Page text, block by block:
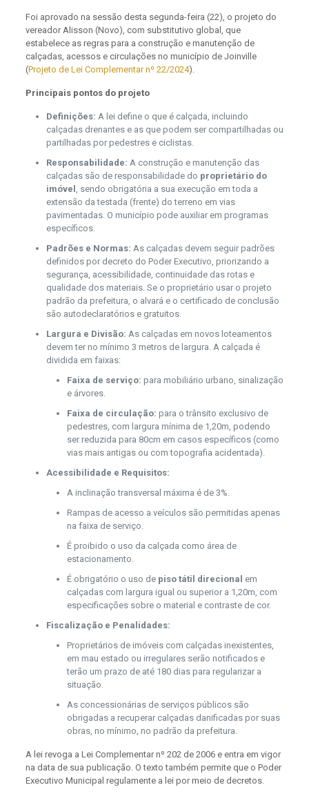
Foi aprovado na sessão desta segunda-feira (22), o projeto do
vereador Alisson (Novo), com substitutivo global, que
estabelece as regras para a construção e manutenção de
calçadas, acessos e circulações no município de Joinville
(Projeto de Lei Complementar nº 22/2024).
Principais pontos do projeto
Definições: A lei define o que é calçada, incluindo
calçadas drenantes e as que podem ser compartilhadas ou
partilhadas por pedestres e ciclistas.
Responsabilidade: A construção e manutenção das
calçadas são de responsabilidade do proprietário do
imóvel
, sendo obrigatória a sua execução em toda a
extensão da testada (frente) do terreno em vias
pavimentadas. O município pode auxiliar em programas
específicos.
Padrões e Normas: As calçadas devem seguir padrões
definidos por decreto do Poder Executivo, priorizando a
segurança, acessibilidade, continuidade das rotas e
qualidade dos materiais. Se o proprietário usar o projeto
padrão da prefeitura, o alvará e o certificado de conclusão
são autodeclaratórios e gratuitos.
Largura e Divisão: As calçadas em novos loteamentos
devem ter no mínimo 3 metros de largura. A calçada é
dividida em faixas:
Faixa de serviço: para mobiliário urbano, sinalização
e árvores.
Faixa de circulação: para o trânsito exclusivo de
pedestres, com largura mínima de 1,20m, podendo
ser reduzida para 80cm em casos específicos (como
vias mais antigas ou com topografia acidentada).
Acessibilidade e Requisitos:
A inclinação transversal máxima é de 3%.
Rampas de acesso a veículos são permitidas apenas
na faixa de serviço.
É proibido o uso da calçada como área de
estacionamento.
É obrigatório o uso de piso tátil direcional em
calçadas com largura igual ou superior a 1,20m, com
especificações sobre o material e contraste de cor.
Fiscalização e Penalidades:
Proprietários de imóveis com calçadas inexistentes,
em mau estado ou irregulares serão notificados e
terão um prazo de até 180 dias para regularizar a
situação.
As concessionárias de serviços públicos são
obrigadas a recuperar calçadas danificadas por suas
obras, no mínimo, no padrão da prefeitura.
A lei revoga a Lei Complementar nº 202 de 2006 e entra em vigor
na data de sua publicação. O texto também permite que o Poder
Executivo Municipal regulamente a lei por meio de decretos.